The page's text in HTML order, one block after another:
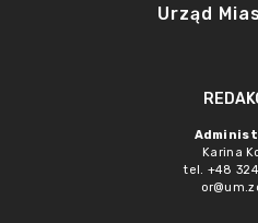
Urząd
Karina
tel. +48